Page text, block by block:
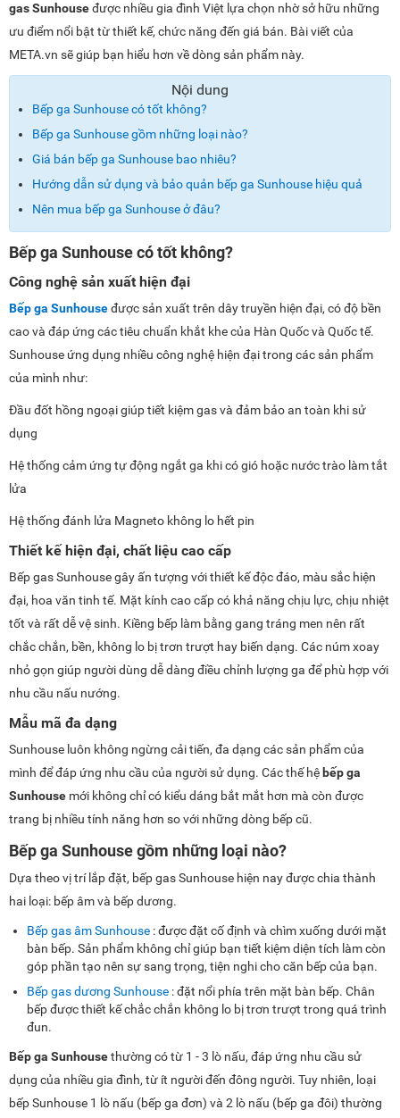
gas Sunhouseđược nhiều gia đình Việt lựa chọn nhờ sở hữu những
ưu điểm nổi bật từ thiết kế, chức năng đến giá bán. Bài viết của
META.vn sẽ giúp bạn hiểu hơn về dòng sản phẩm này.
Nội dung
Bếp ga Sunhouse có tốt không?
Bếp ga Sunhouse gồm những loại nào?
Giá bán bếp ga Sunhouse bao nhiêu?
Hướng dẫn sử dụng và bảo quản bếp ga Sunhouse hiệu quả
Nên mua bếp ga Sunhouse ở đâu?
Bếp ga Sunhouse có tốt không?
Công nghệ sản xuất hiện đại
Bếp ga Sunhouseđược sản xuất trên dây truyền hiện đại, có độ bền
cao và đáp ứng các tiêu chuẩn khắt khe của Hàn Quốc và Quốc tế.
Sunhouse ứng dụng nhiều công nghệ hiện đại trong các sản phẩm
của mình như:
Đầu đốt hồng ngoại giúp tiết kiệm gas và đảm bảo an toàn khi sử
dụng
Hệ thống cảm ứng tự động ngắt ga khi có gió hoặc nước trào làm tắt
lửa
Hệ thống đánh lửa Magneto không lo hết pin
Thiết kế hiện đại, chất liệu cao cấp
Bếp gas Sunhouse gây ấn tượng với thiết kế độc đáo, màu sắc hiện
đại, hoa văn tinh tế. Mặt kính cao cấp có khả năng chịu lực, chịu nhiệt
tốt và rất dễ vệ sinh. Kiềng bếp làm bằng gang tráng men nên rất
chắc chắn, bền, không lo bị trơn trượt hay biến dạng. Các núm xoay
nhỏ gọn giúp người dùng dễ dàng điều chỉnh lượng ga để phù hợp với
nhu cầu nấu nướng.
Mẫu mã đa dạng
Sunhouse luôn không ngừng cải tiến, đa dạng các sản phẩm của
mình để đáp ứng nhu cầu của người sử dụng. Các thế hệbếp ga
Sunhouse mới không chỉ có kiểu dáng bắt mắt hơn mà còn được
trang bị nhiều tính năng hơn so với những dòng bếp cũ.
Bếp ga Sunhouse gồm những loại nào?
Dựa theo vị trí lắp đặt, bếp gas Sunhouse hiện nay được chia thành
hai loại: bếp âm và bếp dương.
Bếp gas âm Sunhouse : được đặt cố định và chìm xuống dưới mặt
bàn bếp. Sản phẩm không chỉ giúp bạn tiết kiệm diện tích làm còn
góp phần tạo nên sự sang trọng, tiện nghi cho căn bếp của bạn.
Bếp gas dương Sunhouse : đặt nổi phía trên mặt bàn bếp. Chân
bếp được thiết kế chắc chắn không lo bị trơn trượt trong quá trình
đun.
Bếp ga Sunhousethường có từ 1 - 3 lò nấu, đáp ứng nhu cầu sử
dụng của nhiều gia đình, từ ít người đến đông người. Tuy nhiên, loại
bếp Sunhouse 1 lò nấu (bếp ga đơn) và 2 lò nấu (bếp ga đôi) thường